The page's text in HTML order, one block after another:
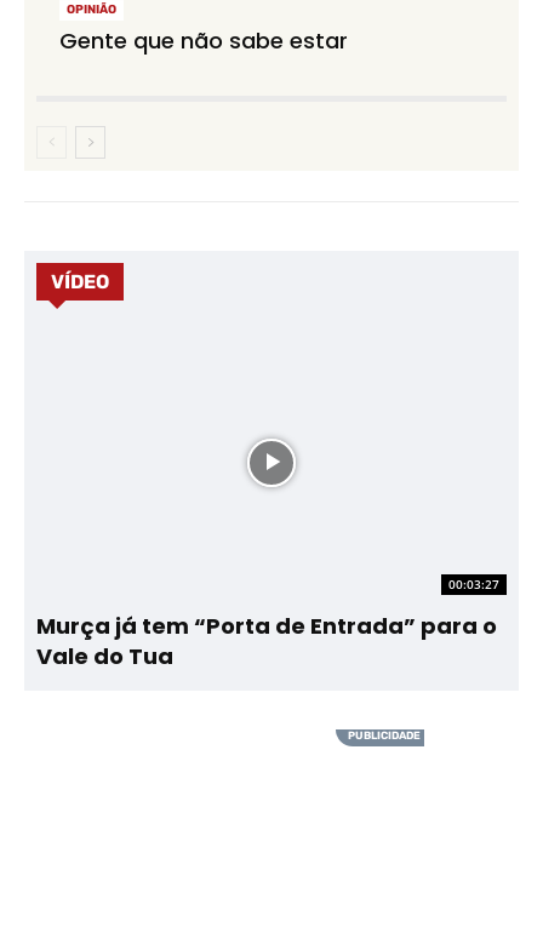
OPINIÃO
Gente que não sabe estar
VÍDEO
00:03:27
Murça já tem “Porta de Entrada” para o
Vale do Tua